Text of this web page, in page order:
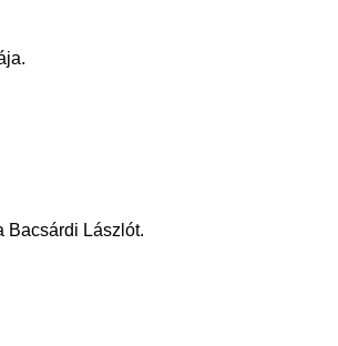
Bacsárdi Lászlót.